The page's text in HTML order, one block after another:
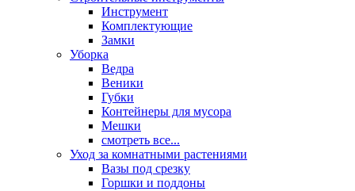
Инструмент
Комплектующие
Замки
Уборка
Ведра
Веники
Губки
Контейнеры для мусора
Мешки
смотреть все...
Уход за комнатными растениями
Вазы под срезку
Горшки и поддоны